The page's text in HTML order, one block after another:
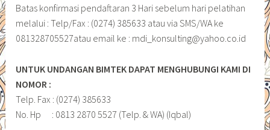
Batas konfirmasi pendaftaran 3 Hari sebelum hari pelatihan
melalui : Telp/Fax : (0274) 385633 atau via SMS/WA ke
081328705527atau email ke : mdi_konsulting@yahoo.co.id
UNTUK UNDANGAN BIMTEK DAPAT MENGHUBUNGI KAMI DI
NOMOR :
Telp. Fax : (0274) 385633
No. Hp : 0813 2870 5527 (Telp. & WA) (Iqbal)